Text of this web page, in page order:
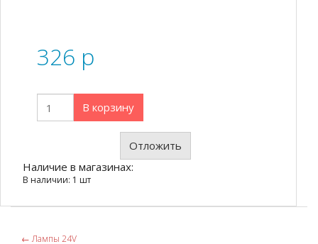
326 p
В корзину
Отложить
Наличие в магазинах:
В наличии: 1 шт
←Лампы 24V